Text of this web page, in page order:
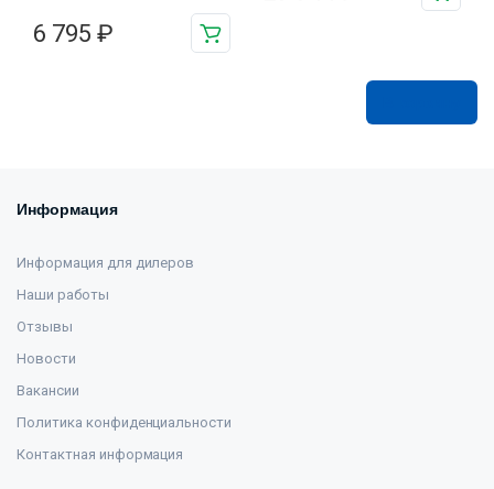
6 795 ₽
Информация
Информация для дилеров
Наши работы
Отзывы
Новости
Вакансии
Политика конфиденциальности
Контактная информация